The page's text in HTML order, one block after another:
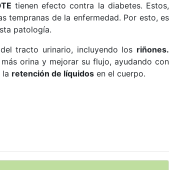
tienen efecto contra la diabetes. Estos,
tempranas de la enfermedad. Por esto, es
patología.
tracto urinario, incluyendo los riñones.
orina y mejorar su flujo, ayudando con
la retención de líquidos en el cuerpo.